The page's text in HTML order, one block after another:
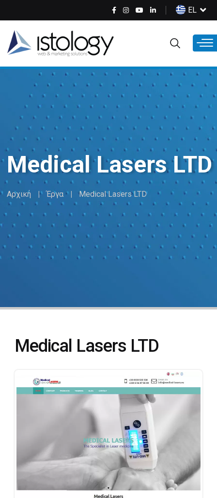
κυρίως
περιεχόμενο
Select
your
EL
Medical Lasers LTD
Αρχική Έργα Medical Lasers LTD
Medical Lasers LTD